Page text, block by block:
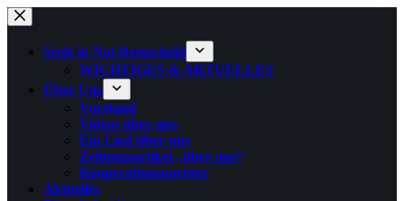
Zum
Inhalt
springenSeele in Not Remscheid
WICHTIGES & AKTUELLES
Über Uns
Vorstand
Videos über uns
Ein Lied über uns
Zeitungsartikel „über uns“
Kooperationspartner
Aktuelles